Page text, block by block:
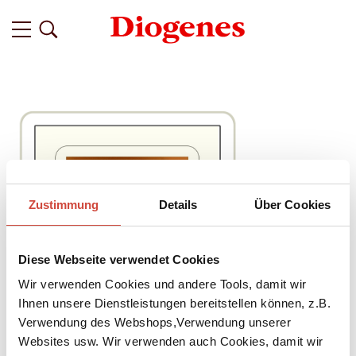
Zustimmung Details Über Cookies
Diese Webseite verwendet Cookies
Wir verwenden Cookies und andere Tools, damit wir
Ihnen unsere Dienstleistungen bereitstellen können, z.B.
Verwendung des Webshops,Verwendung unserer
Websites usw. Wir verwenden auch Cookies, damit wir